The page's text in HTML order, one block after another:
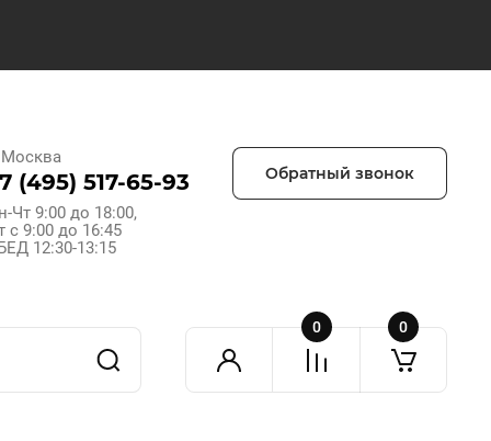
Москва
(495) 517-65-93
Чт 9:00 до 18:00,
с 9:00 до 16:45
12:30-13:15
Обратный звонок
0 0